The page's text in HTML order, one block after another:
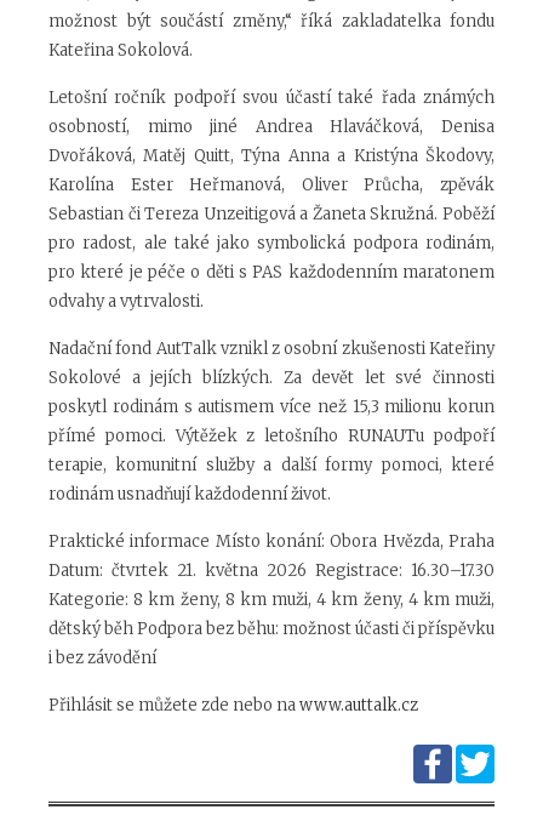
možnost být součástí změny,“ říká zakladatelka fondu
Kateřina Sokolová.
Letošní ročník podpoří svou účastí také řada známých
osobností, mimo jiné Andrea Hlaváčková, Denisa
Dvořáková, Matěj Quitt, Týna Anna a Kristýna Škodovy,
Karolína Ester Heřmanová, Oliver Průcha, zpěvák
Sebastian či Tereza Unzeitigová a Žaneta Skružná. Poběží
pro radost, ale také jako symbolická podpora rodinám,
pro které je péče o děti s PAS každodenním maratonem
odvahy a vytrvalosti.
Nadační fond AutTalk vznikl z osobní zkušenosti Kateřiny
Sokolové a jejích blízkých. Za devět let své činnosti
poskytl rodinám s autismem více než 15,3 milionu korun
přímé pomoci. Výtěžek z letošního RUNAUTu podpoří
terapie, komunitní služby a další formy pomoci, které
rodinám usnadňují každodenní život.
Praktické informace Místo konání: Obora Hvězda, Praha
Datum: čtvrtek 21. května 2026 Registrace: 16.30–17.30
Kategorie: 8 km ženy, 8 km muži, 4 km ženy, 4 km muži,
dětský běh Podpora bez běhu: možnost účasti či příspěvku
i bez závodění
Přihlásit se můžete zde nebo nawww.auttalk.cz